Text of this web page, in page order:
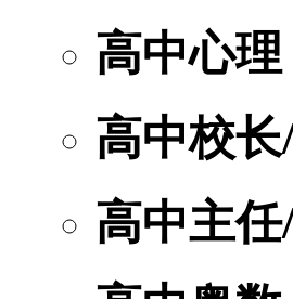
高中心理
高中校
高中主